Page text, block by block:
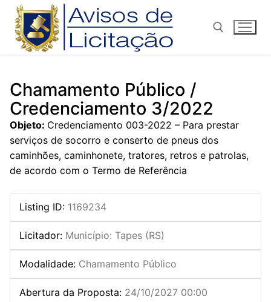
Pular
para
conteúdo
Chamamento Público /
Credenciamento 3/2022
Objeto: Credenciamento 003-2022 – Para prestar
serviços de socorro e conserto de pneus dos
caminhões, caminhonete, tratores, retros e patrolas,
de acordo com o Termo de Referência
Listing ID: 1169234
Licitador: Município: Tapes (RS)
Modalidade: Chamamento Público
Abertura da Proposta: 24/10/2027 00:00